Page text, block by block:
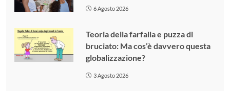
6 Agosto 2026
Teoria della farfalla e puzza di
bruciato: Ma cos’è davvero questa
globalizzazione?
3 Agosto 2026